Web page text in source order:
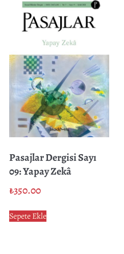
Pasajlar Dergisi Sayı
09: Yapay Zekâ
₺350.00
Sepete Ekle